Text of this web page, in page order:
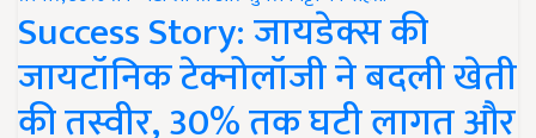
Success Story: जायडेक्स की
जायटॉनिक टेक्नोलॉजी ने बदली खेती
की तस्वीर, 30% तक घटी लागत और